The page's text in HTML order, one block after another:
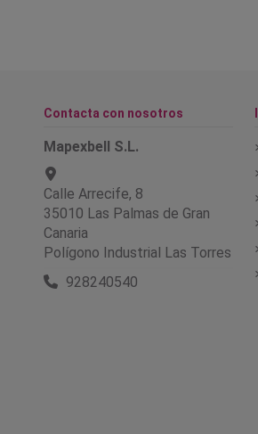
Contacta con nosotros
Mapexbell S.L.
Calle Arrecife, 8
35010 Las Palmas de Gran
Canaria
Polígono Industrial Las Torres
928240540